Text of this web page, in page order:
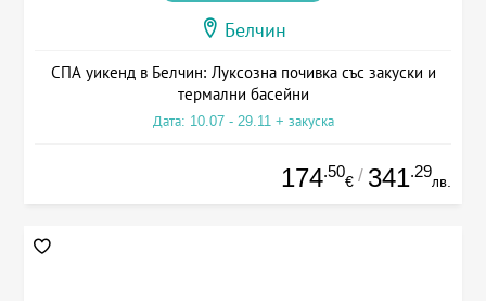
Белчин
СПА уикенд в Белчин: Луксозна почивка със закуски и
термални басейни
Дата: 10.07 - 29.11 + закуска
174.50
€ / 341.29
лв.